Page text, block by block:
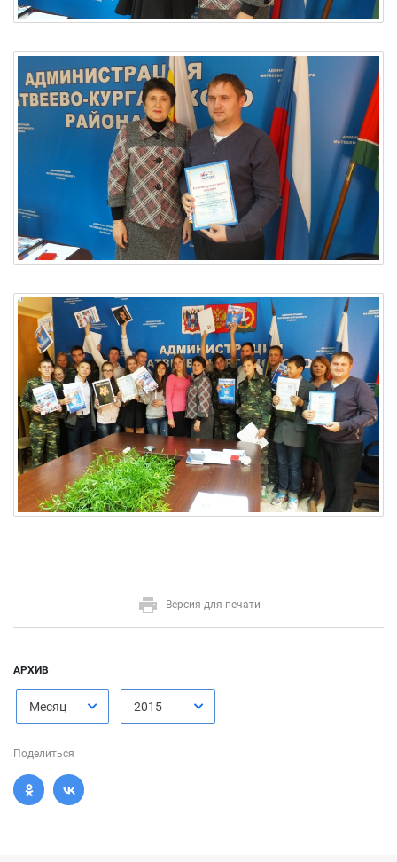
Версия для печати
АРХИВ
Месяц 2015
Поделиться